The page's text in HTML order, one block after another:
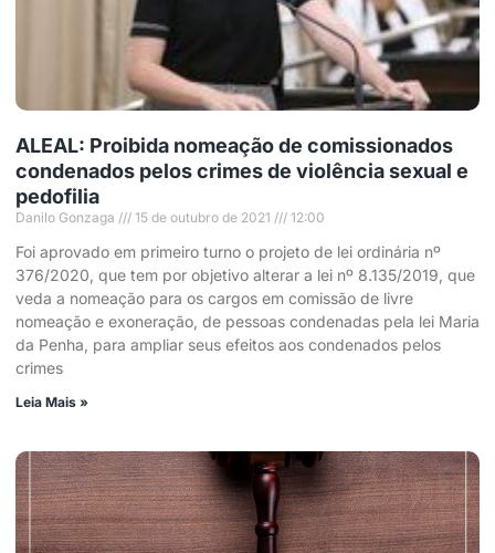
ALEAL: Proibida nomeação de comissionados
condenados pelos crimes de violência sexual e
pedofilia
Danilo Gonzaga 15 de outubro de 2021 12:00
Foi aprovado em primeiro turno o projeto de lei ordinária nº
376/2020, que tem por objetivo alterar a lei nº 8.135/2019, que
veda a nomeação para os cargos em comissão de livre
nomeação e exoneração, de pessoas condenadas pela lei Maria
da Penha, para ampliar seus efeitos aos condenados pelos
crimes
Leia Mais »